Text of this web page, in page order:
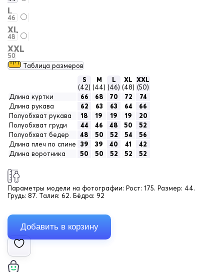
L
46
XL
48
XXL
50
Таблица размеров
S
(42)
M
(44)
L
(46)
XL
(48)
XXL
(50)
Длина куртки
66 68 70 72
74
Длина рукава
62 63 63 64
66
Полуобхват рукава
18 19 19 19
20
Полуобхват груди
44 46 48 50
52
Полуобхват бедер
48 50 52 54
56
Длина плеч по спине
39 39 40 41
42
Длина воротника
50 50 52 52 52
Параметры модели на фотографии: Рост: 175. Размер: 44.
Грудь: 87. Талия: 62. Бёдра: 92